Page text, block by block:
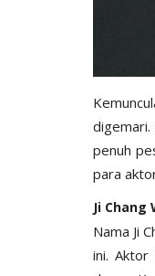
penuh
para
Ji Chang
Nama Ji
ini. Aktor